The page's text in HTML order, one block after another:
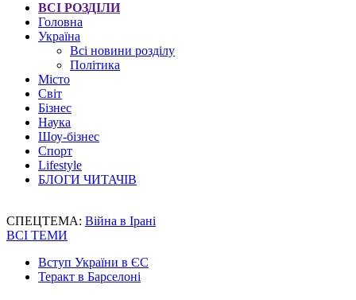
ВСІ РОЗДІЛИ
Головна
Україна
Всі новини розділу
Політика
Місто
Світ
Бізнес
Наука
Шоу-бізнес
Спорт
Lifestyle
БЛОГИ ЧИТАЧІВ
СПЕЦТЕМА: Війна в Ірані
ВСІ ТЕМИ
Вступ України в ЄС
Теракт в Барселоні